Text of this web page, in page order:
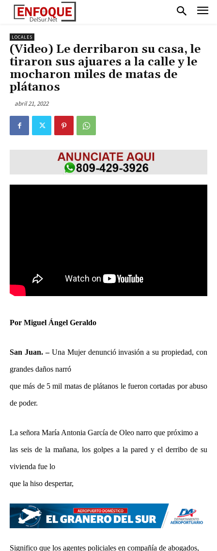
LOCALES
(Video) Le derribaron su casa, le
tiraron sus ajuares a la calle y le
mocharon miles de matas de
plátanos
abril 21, 2022
Por Miguel Ángel Geraldo
San Juan. –Una Mujer denunció invasión a su propiedad, con
grandes daños narró
que más de 5 mil matas de plátanos le fueron cortadas por abuso
de poder.
La señora María Antonia García de Oleo narro que próximo a
las seis de la mañana, los golpes a la pared y el derribo de su
vivienda fue lo
que la hiso despertar,
Significo que los agentes policiales en compañía de abogados,